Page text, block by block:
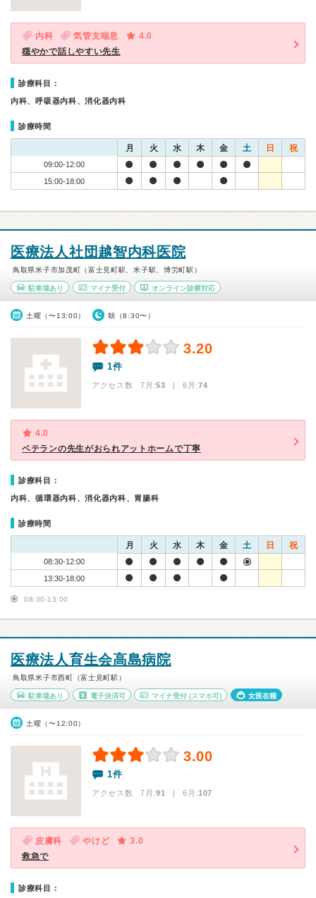
内科 気管支喘息
4.0
穏やかで話しやすい先生
診療科目：
内科、呼吸器内科、消化器内科
診療時間
月 火 水 木 金 土 日 祝
09:00-12:00
15:00-18:00
医療法人社団越智内科医院
鳥取県米子市加茂町（富士見町駅、米子駅、博労町駅）
駐車場あり マイナ受付 オンライン診療対応
土曜（〜13:00） 朝（8:30〜）
3.20
1件
アクセス数 7月:53 | 6月:74
4.0
ベテランの先生がおられアットホームで丁寧
診療科目：
内科、循環器内科、消化器内科、胃腸科
診療時間
月 火 水 木 金 土 日 祝
08:30-12:00
13:30-18:00
08:30-13:00
医療法人育生会高島病院
鳥取県米子市西町（富士見町駅）
駐車場あり 電子決済可 マイナ受付 (スマホ可) 女医在籍
土曜（〜12:00）
3.00
1件
アクセス数 7月:91 | 6月:107
皮膚科 やけど
3.0
救急で
診療科目：